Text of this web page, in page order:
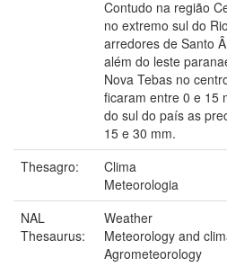
Contudo na região
no extremo sul do
arredores de Santo
além do leste
Nova Tebas no
ficaram entre 0 e 15
do sul do país as
15 e 30 mm.
Thesagro:
Clima
Meteorologia
NAL
Thesaurus:
Weather
Meteorology and
Agrometeorology